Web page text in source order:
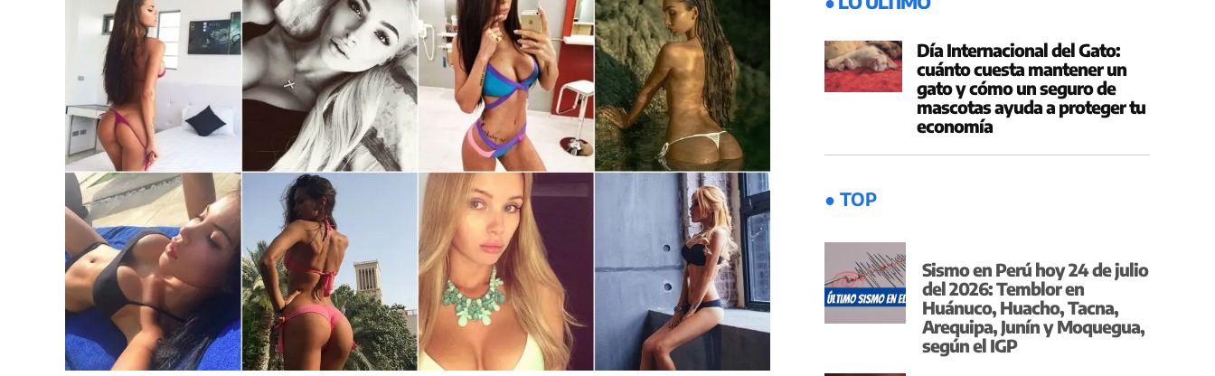
Día Internacional del Gato:
cuánto cuesta mantener un
gato y cómo un seguro de
mascotas ayuda a proteger tu
economía
● TOP
Sismo en Perú hoy 24 de julio
del 2026: Temblor en
Huánuco, Huacho, Tacna,
Arequipa, Junín y Moquegua,
según el IGP